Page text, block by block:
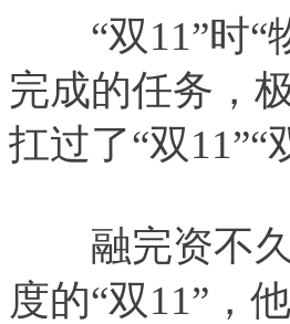
“双11”时“
完成的任务，
扛过了“双11”“
融完资不久
度的“双11”，